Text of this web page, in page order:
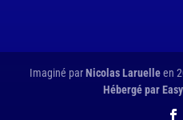
Imaginé parNicolas Laruelleen
Hébergé par